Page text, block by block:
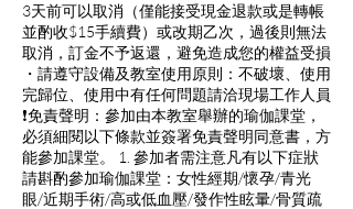
3天前可以取消（僅能接受現金退款或是轉帳
並酌收$15手續費）或改期乙次，過後則無法
取消，訂金不予返還，避免造成您的權益受損
・請遵守設備及教室使用原則：不破壞、使用
完歸位、使用中有任何問題請洽現場工作人員
❗️免責聲明：參加由本教室舉辦的瑜伽課堂，
必須細閱以下條款並簽署免責聲明同意書，方
能參加課堂。 1. 參加者需注意凡有以下症狀
請斟酌參加瑜伽課堂：女性經期/懷孕/青光
眼/近期手術/高或低血壓/發作性眩暈/骨質疏